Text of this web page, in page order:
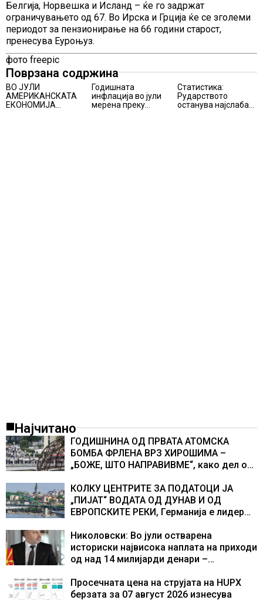
Белгија, Норвешка и Исланд – ќе го задржат
ограничувањето од 67. Во Ирска и Грција ќе се зголеми
периодот за пензионирање на 66 години старост,
пренесува Еуроњуз.
фото freepic
Поврзана содржина
ВО ЈУЛИ
АМЕРИКАНСКАТА
ЕКОНОМИЈА
Годишната
инфлација во јули
мерена преку
Статистика:
Рударството
останува најслаба
Најчитано
ГОДИШНИНА ОД ПРВАТА АТОМСКА
БОМБА ФРЛЕНА ВРЗ ХИРОШИМА –
„БОЖЕ, ШТО НАПРАВИВМЕ“, како дел од
учесниците во бомбардирањето го
доживуваа овој настан што го промени
текот на историјата
КОЛКУ ЦЕНТРИТЕ ЗА ПОДАТОЦИ ЈА
„ПИЈАТ“ ВОДАТА ОД ДУНАВ И ОД
ЕВРОПСКИТЕ РЕКИ, Германија е лидер
центри за податоци
Николовски: Во јули остварена
историски највисока наплата на приходи
од над 14 милијарди денари –
резултати
Просечната цена на струјата на HUPX
берзата за 07 август 2026 изнесува